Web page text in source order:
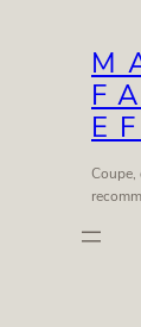
Coupe,